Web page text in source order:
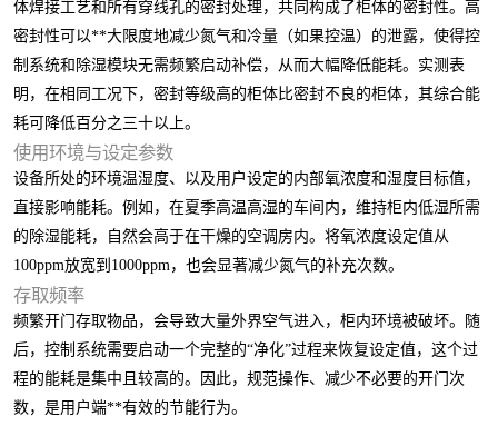
体焊接工艺和所有穿线孔的密封处理，共同构成了柜体的密封性。高
密封性可以**大限度地减少氮气和冷量（如果控温）的泄露，使得控
制系统和除湿模块无需频繁启动补偿，从而大幅降低能耗。实测表
明，在相同工况下，密封等级高的柜体比密封不良的柜体，其综合能
耗可降低百分之三十以上。
使用环境与设定参数
设备所处的环境温湿度、以及用户设定的内部氧浓度和湿度目标值，
直接影响能耗。例如，在夏季高温高湿的车间内，维持柜内低湿所需
的除湿能耗，自然会高于在干燥的空调房内。将氧浓度设定值从
100ppm放宽到1000ppm，也会显著减少氮气的补充次数。
存取频率
频繁开门存取物品，会导致大量外界空气进入，柜内环境被破坏。随
后，控制系统需要启动一个完整的“净化”过程来恢复设定值，这个过
程的能耗是集中且较高的。因此，规范操作、减少不必要的开门次
数，是用户端**有效的节能行为。